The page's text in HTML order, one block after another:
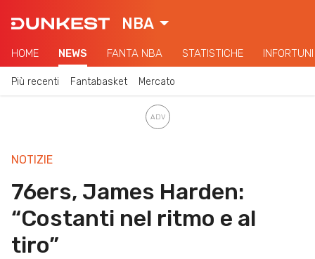
NBA
HOME NEWS FANTA NBA STATISTICHE INFORTUNI
Più recenti Fantabasket Mercato
NOTIZIE
76ers, James Harden:
“Costanti nel ritmo e al
tiro”